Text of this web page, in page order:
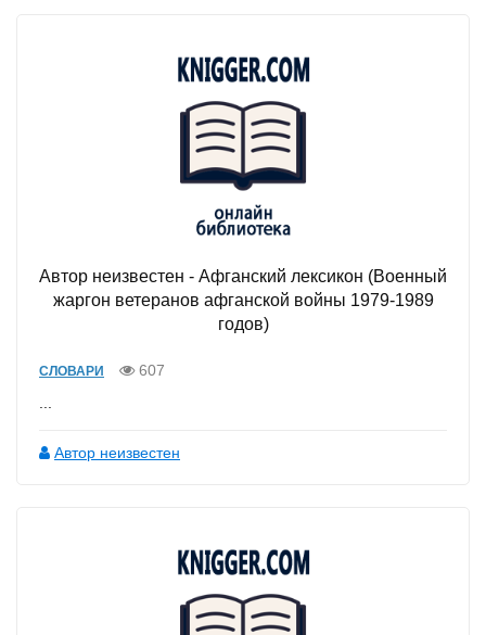
Автор неизвестен - Афганский лексикон (Военный
жаргон ветеранов афганской войны 1979-1989
годов)
СЛОВАРИ
607
Автор неизвестен